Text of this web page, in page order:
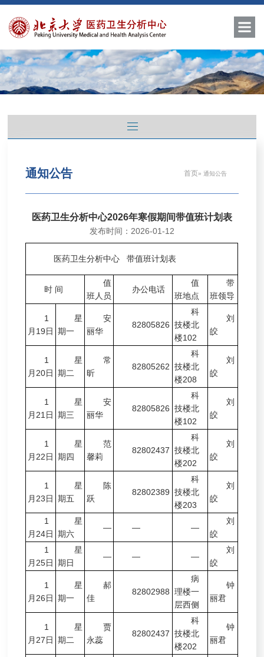
通知公告 首页» 通知公告
医药卫生分析中心2026年寒假期间带值班计划表
发布时间：2026-01-12
医药卫生分析中心带值班计划表
时 间
值
班人员
办公电话
值
班地点
带
班领导
1
月19日
星
期一
安
丽华
82805826
科
技楼北
楼102
刘
皎
1
月20日
星
期二
常
昕
82805262
科
技楼北
楼208
刘
皎
1
月21日
星
期三
安
丽华
82805826
科
技楼北
楼102
刘
皎
1
月22日
星
期四
范
馨莉
82802437
科
技楼北
楼202
刘
皎
1
月23日
星
期五
陈
跃
82802389
科
技楼北
楼203
刘
皎
1
月24日
星
期六
— — —
刘
皎
1
月25日
星
期日
— — —
刘
皎
1
月26日
星
期一
郝
佳
82802988
病
理楼一
层西侧
钟
丽君
1
月27日
星
期二
贾
永蕊
82802437
科
技楼北
楼202
钟
丽君